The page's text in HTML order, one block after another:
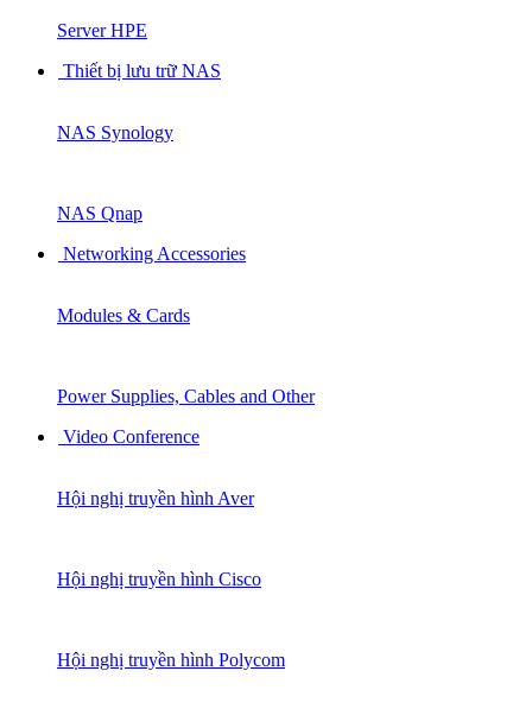
Server HPE
Thiết bị lưu trữ NAS
NAS Synology
NAS Qnap
Networking Accessories
Modules & Cards
Power Supplies, Cables and Other
Video Conference
Hội nghị truyền hình Aver
Hội nghị truyền hình Cisco
Hội nghị truyền hình Polycom